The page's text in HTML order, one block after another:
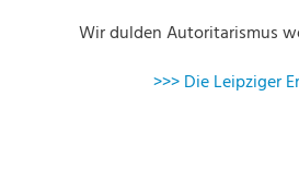
Wir dulden Autoritarismus
>>> Die Leipziger